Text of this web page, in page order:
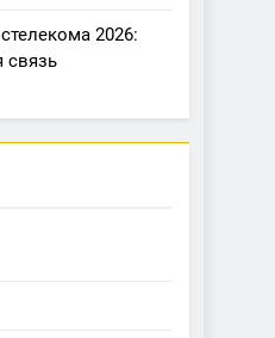
2026:
связь